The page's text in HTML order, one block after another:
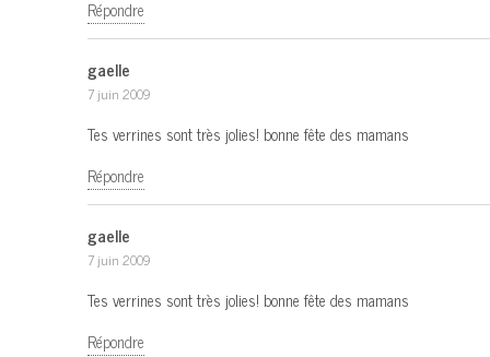
Répondre
gaelle
7 juin 2009
Tes verrines sont très jolies! bonne fête des mamans
Répondre
gaelle
7 juin 2009
Tes verrines sont très jolies! bonne fête des mamans
Répondre